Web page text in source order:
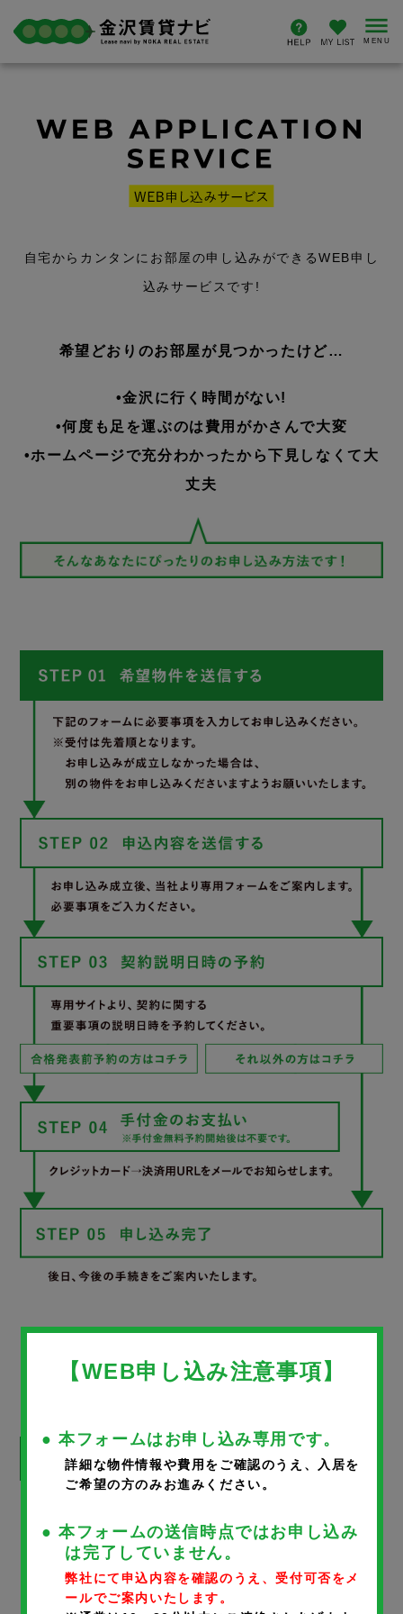
自宅からカンタンにお部屋の申し込みができるWEB申し
込みサービスです!
希望どおりのお部屋が見つかったけど…
•金沢に行く時間がない!
•何度も足を運ぶのは費用がかさんで大変
•ホームページで充分わかったから下見しなくて大
丈夫
WEB申し込みフォーム
物件名
フェリオ
【WEB申し込み注意事項】
● 本フォームはお申し込み専用です。
詳細な物件情報や費用をご確認のうえ、入居を
ご希望の方のみお進みください。
● 本フォームの送信時点ではお申し込み
は完了していません。
弊社にて申込内容を確認のうえ、受付可否をメ
ールでご案内いたします。